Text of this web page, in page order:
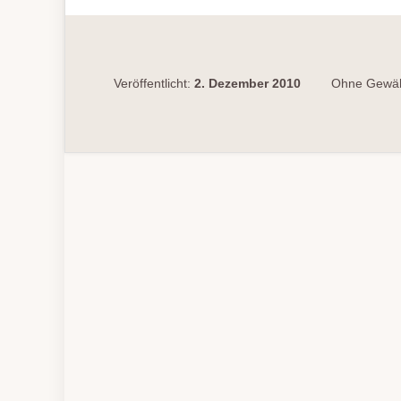
Veröffentlicht: 2. Dezember 2010 Ohne